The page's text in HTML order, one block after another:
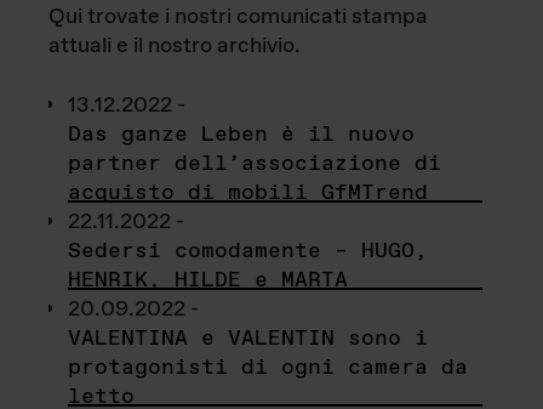
Qui trovate i nostri comunicati stampa
attuali e il nostro archivio.
13.12.2022 -
Das ganze Leben è il nuovo
partner dell’associazione di
acquisto di mobili GfMTrend
22.11.2022 -
Sedersi comodamente – HUGO,
HENRIK, HILDE e MARTA
20.09.2022 -
VALENTINA e VALENTIN sono i
protagonisti di ogni camera da
letto